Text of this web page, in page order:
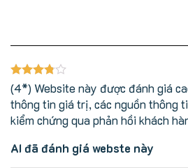
(4*) Website này được đánh giá
thông tin giá trị, các nguồn thông
kiểm chứng qua phản hồi khách
AI đã đánh giá webste này